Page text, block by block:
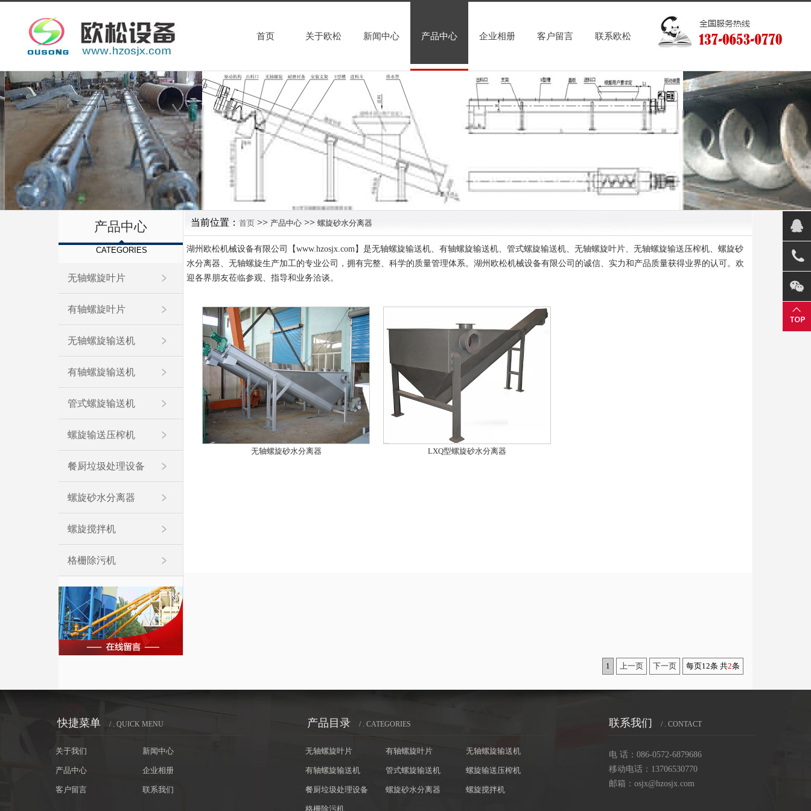
首页 关于欧松 新闻中心 产品中心 企业相册 客户留言 联系欧松
产品中心
CATEGORIES
无轴螺旋叶片
有轴螺旋叶片
无轴螺旋输送机
有轴螺旋输送机
管式螺旋输送机
螺旋输送压榨机
餐厨垃圾处理设备
螺旋砂水分离器
螺旋搅拌机
格栅除污机
当前位置： 首页 >> 产品中心 >> 螺旋砂水分离器
湖州欧松机械设备有限公司【www.hzosjx.com】是无轴螺旋输送机、有轴螺旋输送机、管式螺旋输送机、无轴螺旋叶片、无轴螺旋输送压榨机、螺旋砂
水分离器、无轴螺旋生产加工的专业公司，拥有完整、科学的质量管理体系。湖州欧松机械设备有限公司的诚信、实力和产品质量获得业界的认可。欢
迎各界朋友莅临参观、指导和业务洽谈。
无轴螺旋砂水分离器 LXQ型螺旋砂水分离器
1 上一页 下一页 每页12条 共2条
快捷菜单 / . QUICK MENU
关于我们 新闻中心
产品中心 企业相册
客户留言 联系我们
产品目录 / . CATEGORIES
无轴螺旋叶片 有轴螺旋叶片 无轴螺旋输送机
有轴螺旋输送机 管式螺旋输送机 螺旋输送压榨机
餐厨垃圾处理设备 螺旋砂水分离器 螺旋搅拌机
格栅除污机
联系我们 / . CONTACT
电 话：086-0572-6879686
移动电话：13706530770
邮箱：osjx@hzosjx.com